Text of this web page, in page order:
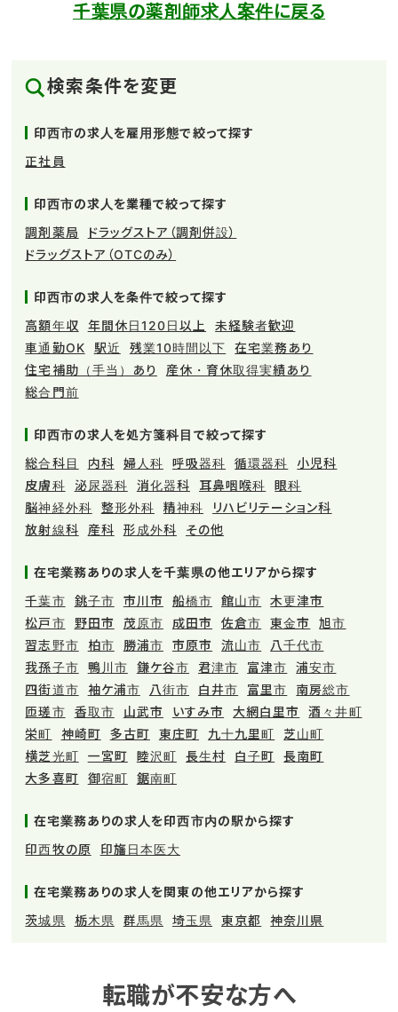
千葉県の薬剤師求人案件に戻る
検索条件を変更
印西市の求人を雇用形態で絞って探す
正社員
印西市の求人を業種で絞って探す
調剤薬局
ドラッグストア（調剤併設）
ドラッグストア（OTCのみ）
印西市の求人を条件で絞って探す
高額年収
年間休日120日以上
未経験者歓迎
車通勤OK
駅近 残業10時間以下
在宅業務あり
住宅補助（手当）あり
産休・育休取得実績あり
総合門前
印西市の求人を処方箋科目で絞って探す
総合科目
内科 婦人科 呼吸器科 循環器科
小児科
皮膚科
泌尿器科 消化器科 耳鼻咽喉科
眼科
脳神経外科
整形外科 精神科
リハビリテーション科
放射線科
産科 形成外科 その他
在宅業務ありの求人を千葉県の他エリアから探す
千葉市
銚子市 市川市 船橋市 館山市
木更津市
松戸市
野田市 茂原市 成田市 佐倉市 東金市
旭市
習志野市
柏市 勝浦市 市原市 流山市
八千代市
我孫子市
鴨川市 鎌ケ谷市 君津市 富津市
浦安市
四街道市
袖ケ浦市 八街市 白井市 富里市
南房総市
匝瑳市
香取市 山武市 いすみ市 大網白里市
酒々井町
栄町
神崎町 多古町 東庄町 九十九里町
芝山町
横芝光町
一宮町 睦沢町 長生村 白子町
長南町
大多喜町
御宿町 鋸南町
在宅業務ありの求人を印西市内の駅から探す
印西牧の原
印旛日本医大
在宅業務ありの求人を関東の他エリアから探す
茨城県
栃木県 群馬県 埼玉県 東京都 神奈川県
転職が不安な方へ